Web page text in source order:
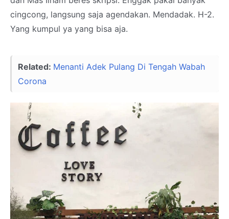
cingcong, langsung saja agendakan. Mendadak. H-2.
Yang kumpul ya yang bisa aja.
Related: Menanti Adek Pulang Di Tengah Wabah
Corona